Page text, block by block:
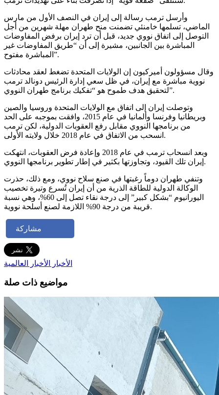
وأرسل ترمب رسالة إلى إيران في النصف الأول من مارس
الماضي، تسلمها خامنئي تضمنت منح طهران مهلة شهرين من أجل
التوصل إلى اتفاق نووي جديد، قبل أن ترد إيران برفض المفاوضات
المباشرة بين الجانبين، مشيرة إلى أن “طريق المفاوضات غير
المباشرة مفتوح”.
وقال مسؤولون أميركيون إن الولايات المتحدة تضغط لعقد محادثات
نووية مباشرة مع إيران، في ظل سعي إدارة الرئيس دونالد ترمب
لتحقيق هدف طموح هو “تفكيك برنامج طهران النووي”.
وتوصلت إيران إلى اتفاق مع الولايات المتحدة وروسيا والصين
وبريطانيا وفرنسا وألمانيا في عام 2015، وافقت بموجبه على الحد
من برنامجها النووي مقابل رفع العقوبات الدولية، لكن ترمب
انسحب من الاتفاق في عام 2018 خلال ولايته الأولى.
وبعد انسحاب ترمب في عام 2018 وإعادة فرض العقوبات، انتهكت
إيران تلك القيود، وتجاوزتها بكثير في إطار تطوير برنامجها النووي.
وتنفي طهران دوماً رغبتها في صنع سلاح نووي، ومع ذلك، حذرت
الوكالة الدولية للطاقة الذرية من أن إيران تُسرع وتيرة تخصيب
اليورانيوم “بشكل كبير” إلى درجة نقاء تصل إلى 60%، وهي نسبة
قريبة من درجة 90% اللازمة لصنع أسلحة نووية.
مشاركة
الأخبار الأخبار العالمية
مواضيع ذات صلة